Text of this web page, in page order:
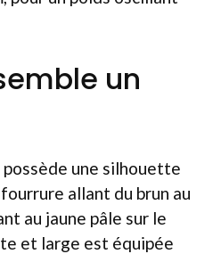
un
une silhouette
allant du brun au
au jaune pâle sur le
et large est équipée